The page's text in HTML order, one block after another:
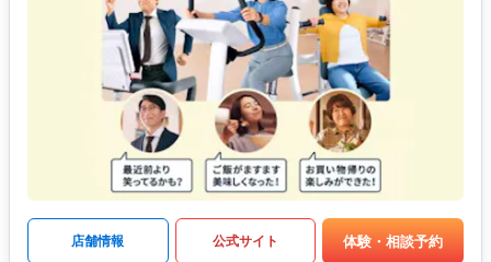
店舗情報 公式サイト 体験・相談予約